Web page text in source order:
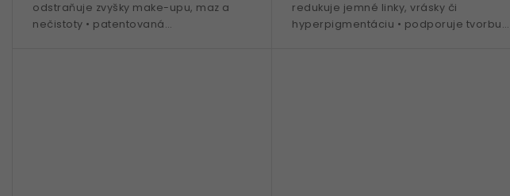
odstraňuje zvyšky make-upu, maz a
nečistoty • patentovaná
redukuje jemné linky, vrásky či
hyperpigmentáciu • podporuje tvorbu